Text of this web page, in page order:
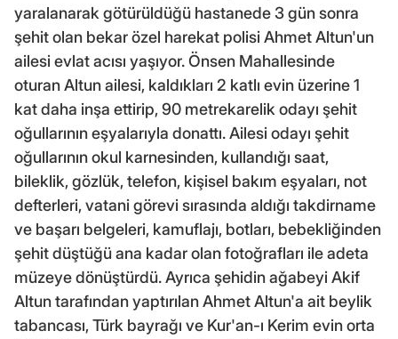
yaralanarak götürüldüğü hastanede 3 gün sonra
şehit olan bekar özel harekat polisi Ahmet Altun'un
ailesi evlat acısı yaşıyor. Önsen Mahallesinde
oturan Altun ailesi, kaldıkları 2 katlı evin üzerine 1
kat daha inşa ettirip, 90 metrekarelik odayı şehit
oğullarının eşyalarıyla donattı. Ailesi odayı şehit
oğullarının okul karnesinden, kullandığı saat,
bileklik, gözlük, telefon, kişisel bakım eşyaları, not
defterleri, vatani görevi sırasında aldığı takdirname
ve başarı belgeleri, kamuflajı, botları, bebekliğinden
şehit düştüğü ana kadar olan fotoğrafları ile adeta
müzeye dönüştürdü. Ayrıca şehidin ağabeyi Akif
Altun tarafından yaptırılan Ahmet Altun'a ait beylik
tabancası, Türk bayrağı ve Kur'an-ı Kerim evin orta